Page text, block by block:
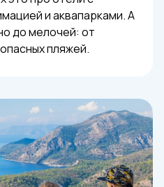
и аквапарками. А
до мелочей: от
пляжей.